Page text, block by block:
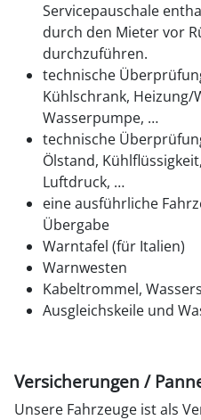
Servicepauschale
durch den Mieter vor
durchzuführen.
technische
Kühlschrank, Heizung/
Wasserpumpe, …
technische
Ölstand,
Luftdruck, …
eine ausführliche
Übergabe
Warntafel (für Italien)
Warnwesten
Kabeltrommel,
Ausgleichskeile und
Versicherungen /
Unsere Fahrzeuge ist als